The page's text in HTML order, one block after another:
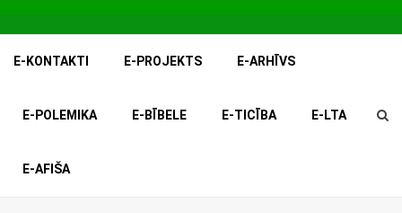
E-KONTAKTI E-PROJEKTS E-ARHĪVS
E-POLEMIKA E-BĪBELE E-TICĪBA E-LTA
E-AFIŠA